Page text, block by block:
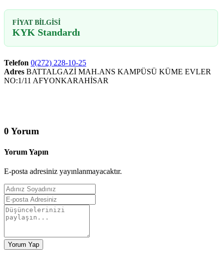
FIYAT BILGISI
KYK Standardı
Telefon 0(272) 228-10-25
Adres BATTALGAZİ MAH.ANS KAMPÜSÜ KÜME EVLER
NO:1/11 AFYONKARAHİSAR
0 Yorum
Yorum Yapın
E-posta adresiniz yayınlanmayacaktır.
Yorum Yap